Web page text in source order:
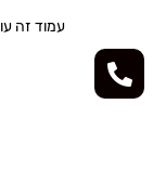
עמוד זה